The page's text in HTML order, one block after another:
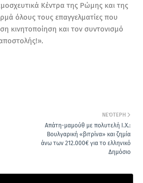
Κέντρα της Ρώμης και της
όλους τους επαγγελματίες που
κινητοποίηση και τον συντονισμό
ΝΕΌΤΕΡΗ
Απάτη-μαμούθ με πολυτελή Ι.Χ.:
Βουλγαρική «βιτρίνα» και ζημία
άνω των 212.000€ για το ελληνικό
Δημόσιο